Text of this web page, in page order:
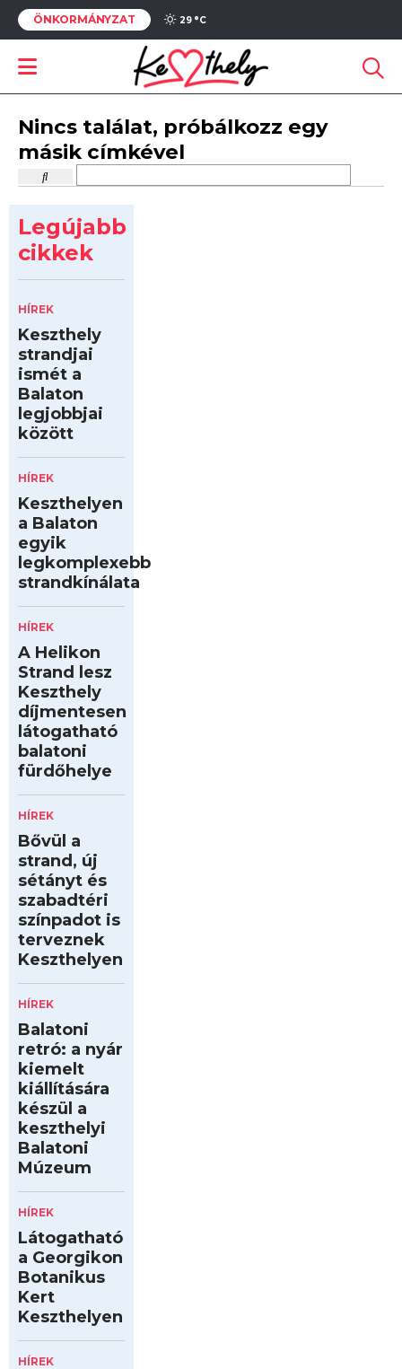
ÖNKORMÁNYZAT 29 °C
Nincs találat, próbálkozz egy
másik címkével
Legújabb
cikkek
HÍREK
Keszthely
strandjai
ismét a
Balaton
legjobbjai
között
HÍREK
Keszthelyen
a Balaton
egyik
legkomplexebb
strandkínálata
HÍREK
A Helikon
Strand lesz
Keszthely
díjmentesen
látogatható
balatoni
fürdőhelye
HÍREK
Bővül a
strand, új
sétányt és
szabadtéri
színpadot is
terveznek
Keszthelyen
HÍREK
Balatoni
retró: a nyár
kiemelt
kiállítására
készül a
keszthelyi
Balatoni
Múzeum
HÍREK
Látogatható
a Georgikon
Botanikus
Kert
Keszthelyen
HÍREK